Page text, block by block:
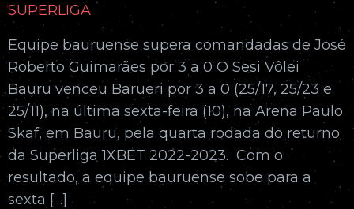
SUPERLIGA
Equipe bauruense supera comandadas de José
Roberto Guimarães por 3 a 0 O Sesi Vôlei
Bauru venceu Barueri por 3 a 0 (25/17, 25/23 e
25/11), na última sexta-feira (10), na Arena Paulo
Skaf, em Bauru, pela quarta rodada do returno
da Superliga 1XBET 2022-2023. Com o
resultado, a equipe bauruense sobe para a
sexta […]